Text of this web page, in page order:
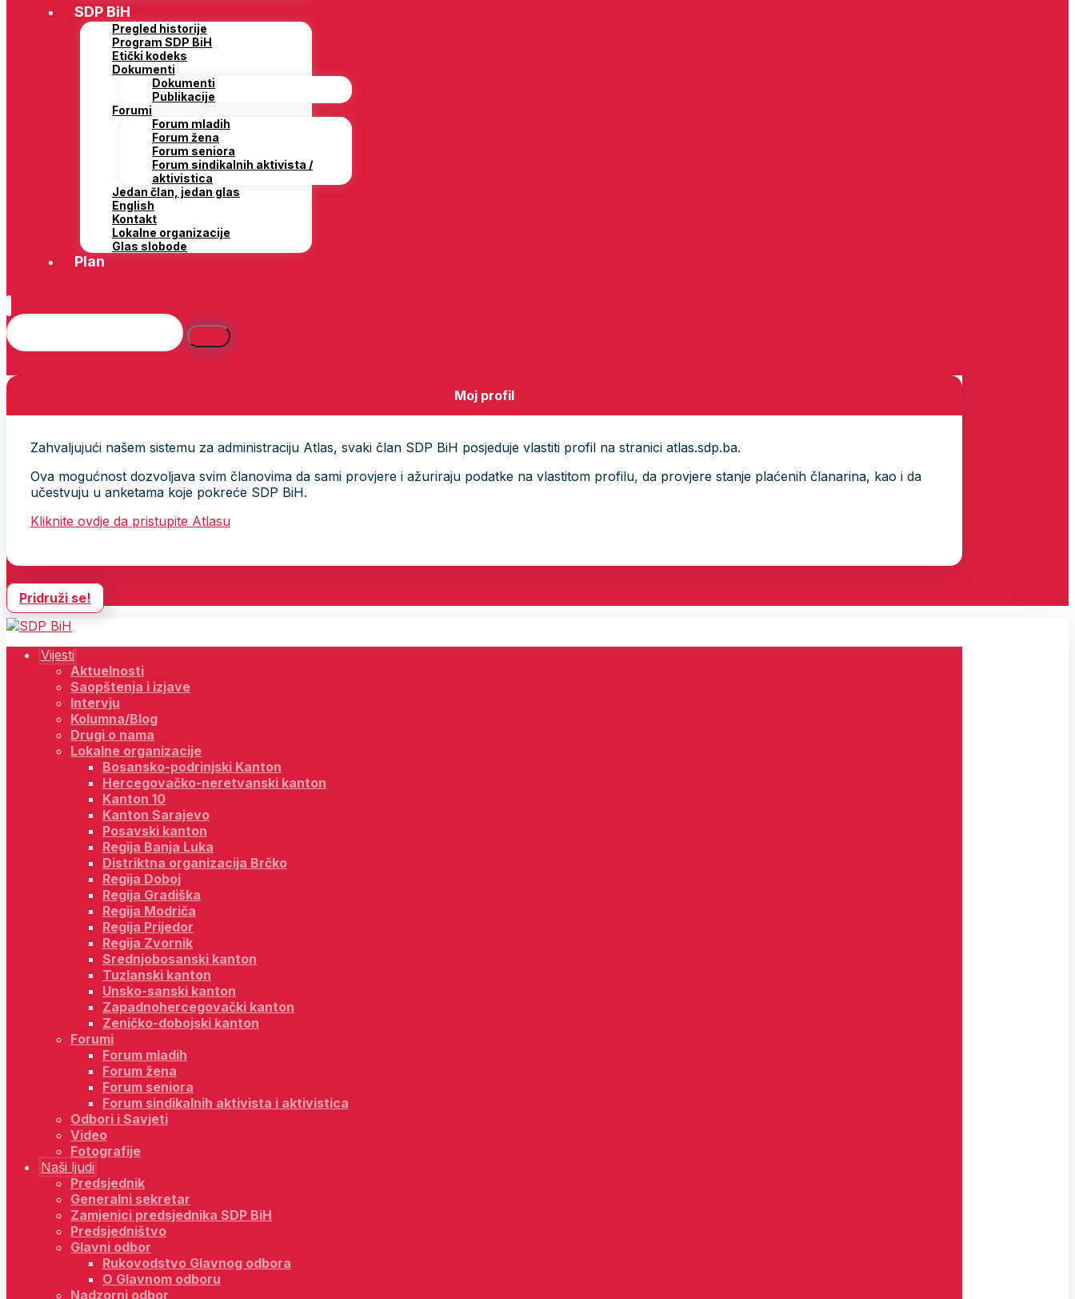
SDP BiH
Pregled historije
Program SDP BiH
Etički kodeks
Dokumenti
Dokumenti
Publikacije
Forumi
Forum mladih
Forum žena
Forum seniora
Forum sindikalnih aktivista /
aktivistica
Jedan član, jedan glas
English
Kontakt
Lokalne organizacije
Glas slobode
Plan
Moj profil
Zahvaljujući našem sistemu za administraciju Atlas, svaki član SDP BiH posjeduje vlastiti profil na stranici atlas.sdp.ba.
Ova mogućnost dozvoljava svim članovima da sami provjere i ažuriraju podatke na vlastitom profilu, da provjere stanje plaćenih članarina, kao i da
učestvuju u anketama koje pokreće SDP BiH.
Kliknite ovdje da pristupite Atlasu
Pridruži se!
Vijesti
Aktuelnosti
Saopštenja i izjave
Intervju
Kolumna/Blog
Drugi o nama
Lokalne organizacije
Bosansko-podrinjski Kanton
Hercegovačko-neretvanski kanton
Kanton 10
Kanton Sarajevo
Posavski kanton
Regija Banja Luka
Distriktna organizacija Brčko
Regija Doboj
Regija Gradiška
Regija Modriča
Regija Prijedor
Regija Zvornik
Srednjobosanski kanton
Tuzlanski kanton
Unsko-sanski kanton
Zapadnohercegovački kanton
Zeničko-dobojski kanton
Forumi
Forum mladih
Forum žena
Forum seniora
Forum sindikalnih aktivista i aktivistica
Odbori i Savjeti
Video
Fotografije
Naši ljudi
Predsjednik
Generalni sekretar
Zamjenici predsjednika SDP BiH
Predsjedništvo
Glavni odbor
Rukovodstvo Glavnog odbora
O Glavnom odboru
Nadzorni odbor